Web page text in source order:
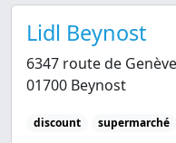
Lidl Beynost
6347 route de Genève
01700 Beynost
discount supermarché